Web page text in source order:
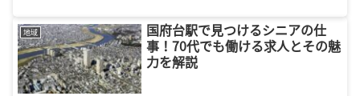
地域
国府台駅で見つけるシニアの仕
事！70代でも働ける求人とその魅
力を解説